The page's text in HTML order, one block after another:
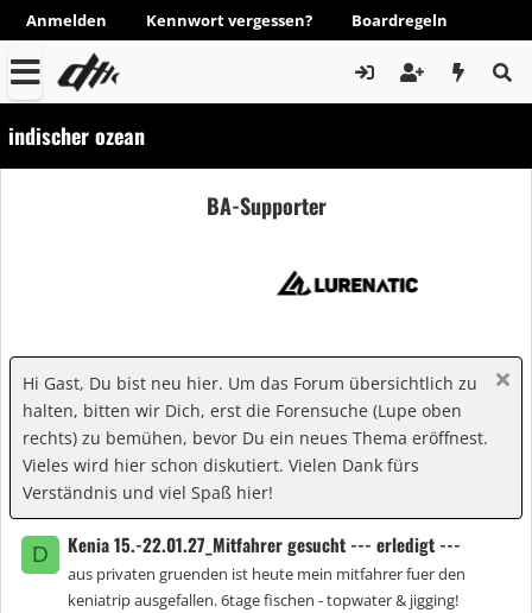
Anmelden Kennwort vergessen? Boardregeln
indischer ozean
BA-Supporter
Hi Gast, Du bist neu hier. Um das Forum übersichtlich zu
halten, bitten wir Dich, erst die Forensuche (Lupe oben
rechts) zu bemühen, bevor Du ein neues Thema eröffnest.
Vieles wird hier schon diskutiert. Vielen Dank fürs
Verständnis und viel Spaß hier!
D Kenia 15.-22.01.27_Mitfahrer gesucht --- erledigt ---
aus privaten gruenden ist heute mein mitfahrer fuer den
keniatrip ausgefallen. 6tage fischen - topwater & jigging!